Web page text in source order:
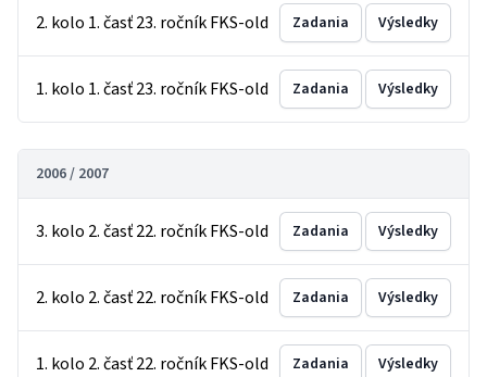
2. kolo 1. časť 23. ročník FKS-old Zadania Výsledky
1. kolo 1. časť 23. ročník FKS-old Zadania Výsledky
2006 / 2007
3. kolo 2. časť 22. ročník FKS-old Zadania Výsledky
2. kolo 2. časť 22. ročník FKS-old Zadania Výsledky
1. kolo 2. časť 22. ročník FKS-old Zadania Výsledky